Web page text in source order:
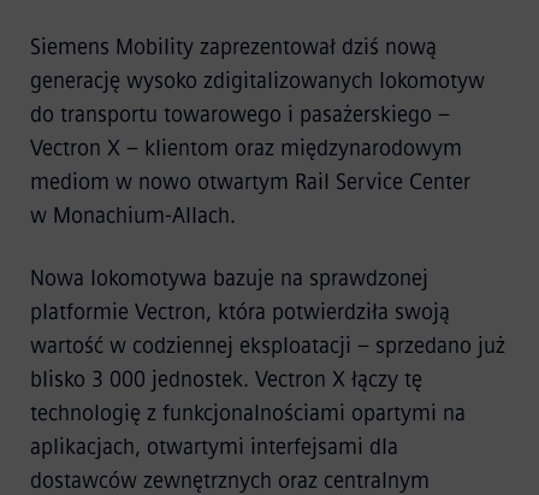
Siemens Mobility zaprezentował dziś nową
generację wysoko zdigitalizowanych lokomotyw
do transportu towarowego i pasażerskiego –
Vectron X – klientom oraz międzynarodowym
mediom w nowo otwartym Rail Service Center
w Monachium-Allach.
Nowa lokomotywa bazuje na sprawdzonej
platformie Vectron, która potwierdziła swoją
wartość w codziennej eksploatacji – sprzedano już
blisko 3 000 jednostek. Vectron X łączy tę
technologię z funkcjonalnościami opartymi na
aplikacjach, otwartymi interfejsami dla
dostawców zewnętrznych oraz centralnym